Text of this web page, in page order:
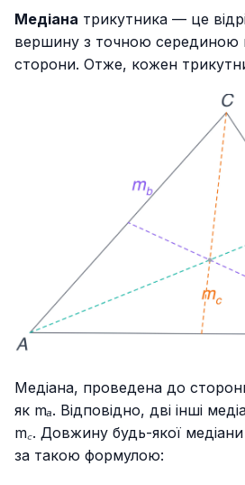
Медіана трикутника — це
вершину з точною серединою
сторони. Отже, кожен
Медіана, проведена до
як mₐ. Відповідно, дві інші
m꜀. Довжину будь-якої
за такою формулою: